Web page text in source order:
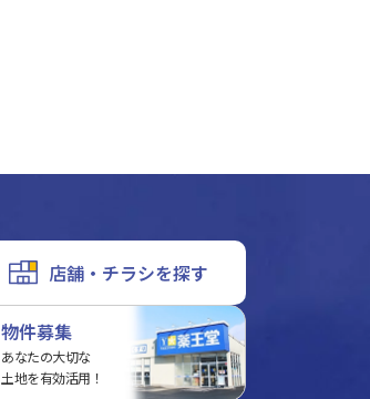
店舗・チラシを探す
物件募集
あなたの大切な
土地を有効活用！